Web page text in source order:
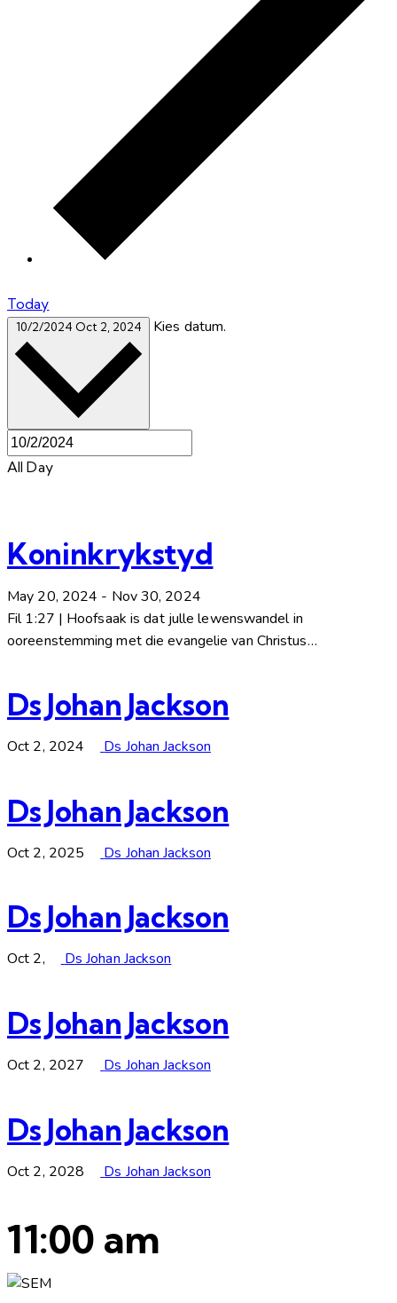
Today
10/2/2024 Oct 2, 2024 Kies datum.
All Day
Koninkrykstyd
May 20, 2024 - Nov 30, 2024
Fil 1:27 | Hoofsaak is dat julle lewenswandel in
ooreenstemming met die evangelie van Christus…
Ds Johan Jackson
Oct 2, 2024 Ds Johan Jackson
Ds Johan Jackson
Oct 2, 2025 Ds Johan Jackson
Ds Johan Jackson
Oct 2, Ds Johan Jackson
Ds Johan Jackson
Oct 2, 2027 Ds Johan Jackson
Ds Johan Jackson
Oct 2, 2028 Ds Johan Jackson
11:00 am